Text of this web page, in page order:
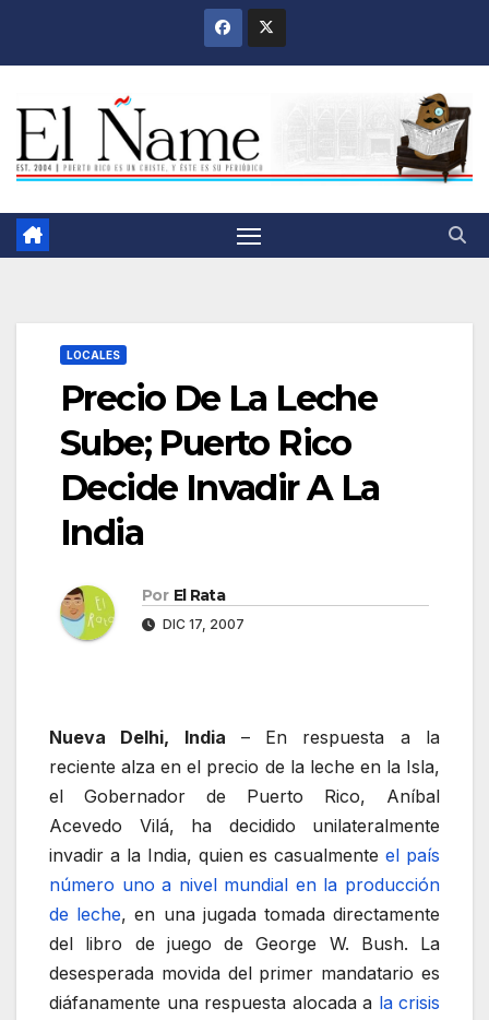
LOCALES
Precio De La Leche
Sube; Puerto Rico
Decide Invadir A La
India
Por El Rata
DIC 17, 2007
Nueva Delhi, India – En respuesta a la
reciente alza en el precio de la leche en la Isla,
el Gobernador de Puerto Rico, Aníbal
Acevedo Vilá, ha decidido unilateralmente
invadir a la India, quien es casualmenteel país
número uno a nivel mundial en la producción
de leche, en una jugada tomada directamente
del libro de juego de George W. Bush. La
desesperada movida del primer mandatario es
diáfanamente una respuesta alocada a la crisis